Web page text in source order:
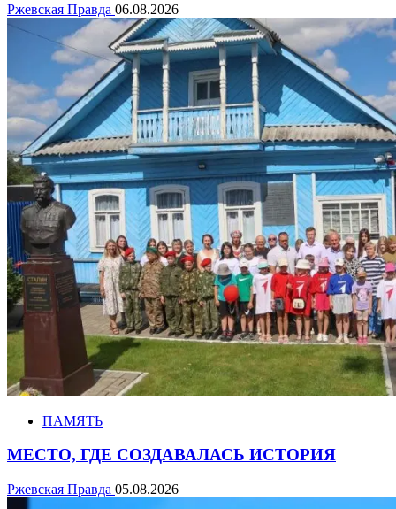
Ржевская Правда 06.08.2026
ПАМЯТЬ
МЕСТО, ГДЕ СОЗДАВАЛАСЬ ИСТОРИЯ
Ржевская Правда 05.08.2026